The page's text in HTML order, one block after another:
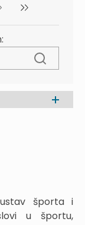
športa i
u športu,